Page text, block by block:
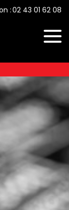
:02 43 01 62 08